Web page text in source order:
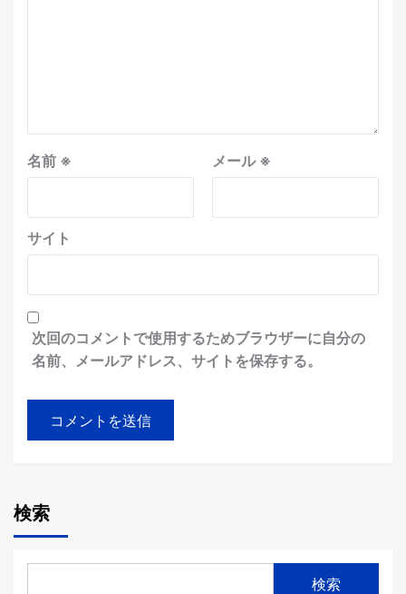
名前 ※ メール※
サイト
次回のコメントで使用するためブラウザーに自分の
名前、メールアドレス、サイトを保存する。
検索
検索